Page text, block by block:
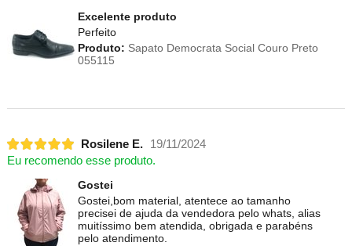
Excelente produto
Perfeito
Produto: Sapato Democrata Social Couro Preto
055115
Rosilene E.
19/11/2024
Eu recomendo esse produto.
Gostei
Gostei,bom material, atentece ao tamanho
precisei de ajuda da vendedora pelo whats, alias
muitíssimo bem atendida, obrigada e parabéns
pelo atendimento.